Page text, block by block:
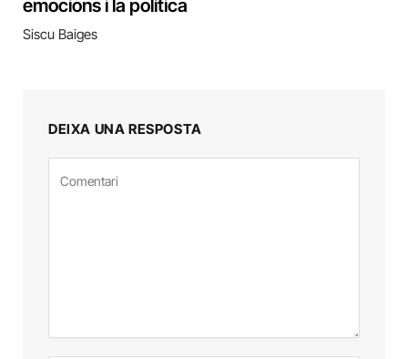
emocions i la política
Siscu Baiges
DEIXA UNA RESPOSTA